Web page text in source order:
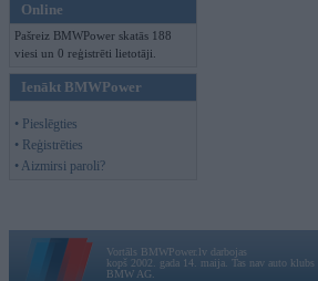
Online
Pašreiz BMWPower skatās 188
viesi un 0 reģistrēti lietotāji.
Ienākt BMWPower
• Pieslēgties
• Reģistrēties
• Aizmirsi paroli?
Vortāls BMWPower.lv darbojas
kopš 2002. gada 14. maija. Tas nav auto
BMW AG.